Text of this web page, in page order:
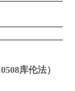
库伦法）